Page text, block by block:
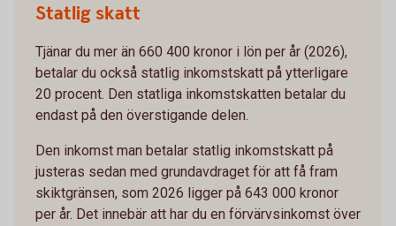
Statlig skatt
Tjänar du mer än 660 400 kronor i lön per år (2026),
betalar du också statlig inkomstskatt på ytterligare
20 procent. Den statliga inkomstskatten betalar du
endast på den överstigande delen.
Den inkomst man betalar statlig inkomstskatt på
justeras sedan med grundavdraget för att få fram
skiktgränsen, som 2026 ligger på 643 000 kronor
per år. Det innebär att har du en förvärvsinkomst över